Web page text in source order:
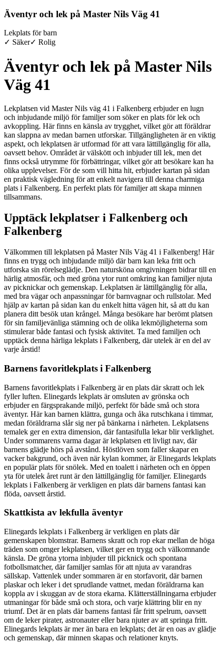
Äventyr och lek på Master Nils Väg 41
Lekplats för barn
✓ Säker✓ Rolig
Äventyr och lek på Master Nils
Väg 41
Lekplatsen vid Master Nils väg 41 i Falkenberg erbjuder en lugn
och inbjudande miljö för familjer som söker en plats för lek och
avkoppling. Här finns en känsla av trygghet, vilket gör att föräldrar
kan slappna av medan barnen utforskar. Tillgängligheten är en viktig
aspekt, och lekplatsen är utformad för att vara lättillgänglig för alla,
oavsett behov. Området är välskött och inbjuder till lek, men det
finns också utrymme för förbättringar, vilket gör att besökare kan ha
olika upplevelser. För de som vill hitta hit, erbjuder kartan på sidan
en praktisk vägledning för att enkelt navigera till denna charmiga
plats i Falkenberg. En perfekt plats för familjer att skapa minnen
tillsammans.
Upptäck lekplatser i Falkenberg och
Falkenberg
Välkommen till lekplatsen på Master Nils Väg 41 i Falkenberg! Här
finns en trygg och inbjudande miljö där barn kan leka fritt och
utforska sin rörelseglädje. Den natursköna omgivningen bidrar till en
härlig atmosfär, och med gröna ytor runt omkring kan familjer njuta
av picknickar och gemenskap. Lekplatsen är lättillgänglig för alla,
med bra vägar och anpassningar för barnvagnar och rullstolar. Med
hjälp av kartan på sidan kan du enkelt hitta vägen hit, så att du kan
planera ditt besök utan krångel. Många besökare har berömt platsen
för sin familjevänliga stämning och de olika lekmöjligheterna som
stimulerar både fantasi och fysisk aktivitet. Ta med familjen och
upptäck denna härliga lekplats i Falkenberg, där utelek är en del av
varje årstid!
Barnens favoritlekplats i Falkenberg
Barnens favoritlekplats i Falkenberg är en plats där skratt och lek
fyller luften. Elinegards lekplats är omsluten av grönska och
erbjuder en färgsprakande miljö, perfekt för både små och stora
äventyr. Här kan barnen klättra, gunga och åka rutschkana i timmar,
medan föräldrarna slår sig ner på bänkarna i närheten. Lekplatsens
temalek ger en extra dimension, där fantasifulla lekar blir verklighet.
Under sommarens varma dagar är lekplatsen ett livligt nav, där
barnens glädje hörs på avstånd. Höstlöven som faller skapar en
vacker bakgrund, och även när kylan kommer, är Elinegards lekplats
en populär plats för snölek. Med en toalett i närheten och en öppen
yta för utelek året runt är den lättillgänglig för familjer. Elinegards
lekplats i Falkenberg är verkligen en plats där barnens fantasi kan
flöda, oavsett årstid.
Skattkista av lekfulla äventyr
Elinegards lekplats i Falkenberg är verkligen en plats där
gemenskapen blomstrar. Barnens skratt och rop ekar mellan de höga
träden som omger lekplatsen, vilket ger en trygg och välkomnande
känsla. De gröna ytorna inbjuder till picknick och spontana
fotbollsmatcher, där familjer samlas för att njuta av varandras
sällskap. Vattenlek under sommaren är en storfavorit, där barnen
plaskar och leker i det sprudlande vattnet, medan föräldrarna kan
koppla av i skuggan av de stora ekarna. Klätterställningarna erbjuder
utmaningar för både små och stora, och varje klättring blir en ny
triumf. Det är en plats där barnens fantasi får fritt spelrum, oavsett
om de leker pirater, astronauter eller bara njuter av att springa fritt.
Elinegards lekplats är mer än bara en lekplats; det är en oas av glädje
och gemenskap, där minnen skapas och relationer knyts.